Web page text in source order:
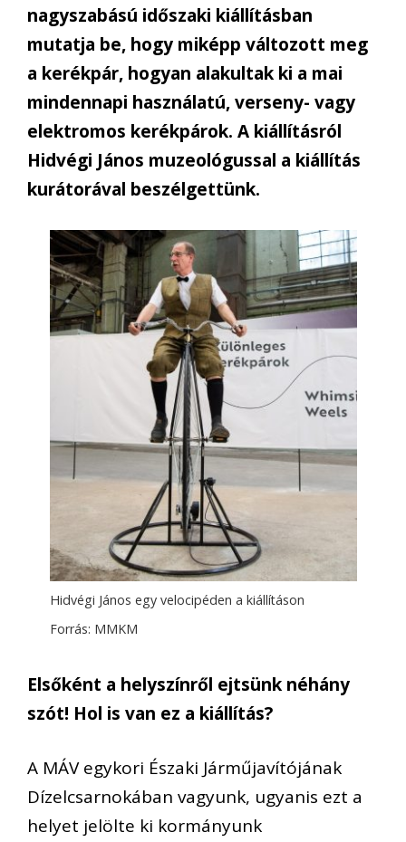
nagyszabású időszaki kiállításban
mutatja be, hogy miképp változott meg
a kerékpár, hogyan alakultak ki a mai
mindennapi használatú, verseny- vagy
elektromos kerékpárok. A kiállításról
Hidvégi János muzeológussal a kiállítás
kurátorával beszélgettünk.
Hidvégi János egy velocipéden a kiállításon
Forrás: MMKM
Elsőként a helyszínről ejtsünk néhány
szót! Hol is van ez a kiállítás?
A MÁV egykori Északi Járműjavítójának
Dízelcsarnokában vagyunk, ugyanis ezt a
helyet jelölte ki kormányunk